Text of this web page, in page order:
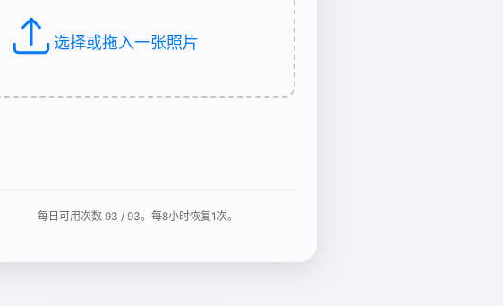
选择或拖入一张照片
每日可用次数 93 / 93。每8小时恢复1次。